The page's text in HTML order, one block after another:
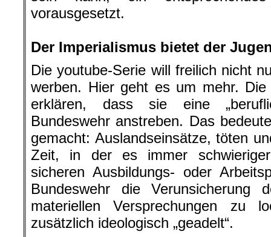
vorausgesetzt.
Der Imperialismus bietet der
Die youtube-Serie will freilich nicht
werben. Hier geht es um mehr. Die
erklären, dass sie eine
Bundeswehr anstreben. Das
gemacht: Auslandseinsätze, töten
Zeit, in der es immer
sicheren Ausbildungs- oder
Bundeswehr die
materiellen Versprechungen zu
zusätzlich ideologisch „geadelt“.